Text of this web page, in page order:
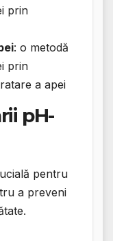
prin
: o metodă
prin
a apei
pH-
pentru
a preveni